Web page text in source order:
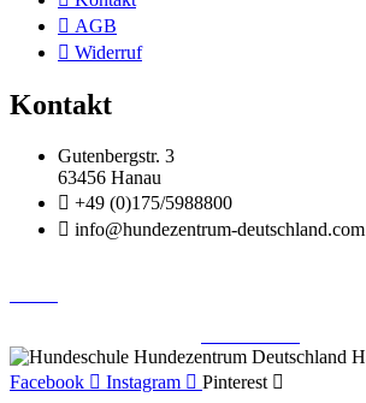
AGB
Widerruf
Kontakt
Gutenbergstr. 3
63456 Hanau
+49 (0)175/5988800
info@hundezentrum-deutschland.com
Facebook Instagram Pinterest